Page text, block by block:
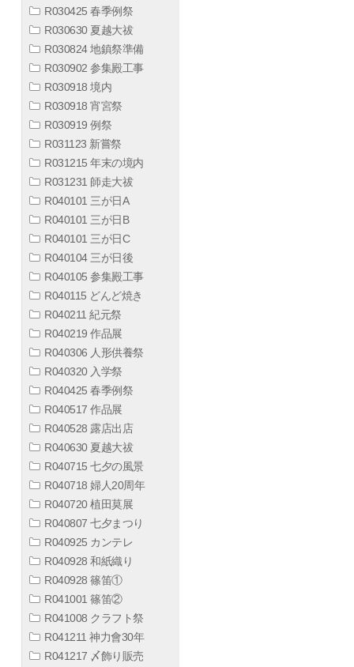
R030425 春季例祭
R030630 夏越大祓
R030824 地鎮祭準備
R030902 参集殿工事
R030918 境内
R030918 宵宮祭
R030919 例祭
R031123 新嘗祭
R031215 年末の境内
R031231 師走大祓
R040101 三が日A
R040101 三が日B
R040101 三が日C
R040104 三が日後
R040105 参集殿工事
R040115 どんど焼き
R040211 紀元祭
R040219 作品展
R040306 人形供養祭
R040320 入学祭
R040425 春季例祭
R040517 作品展
R040528 露店出店
R040630 夏越大祓
R040715 七夕の風景
R040718 婦人20周年
R040720 植田莫展
R040807 七夕まつり
R040925 カンテレ
R040928 和紙織り
R040928 篠笛①
R041001 篠笛②
R041008 クラフト祭
R041211 神力會30年
R041217 〆飾り販売